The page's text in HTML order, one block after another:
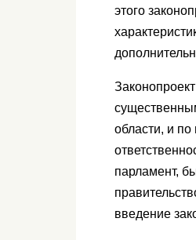
этого
области, и
парламент,
введение